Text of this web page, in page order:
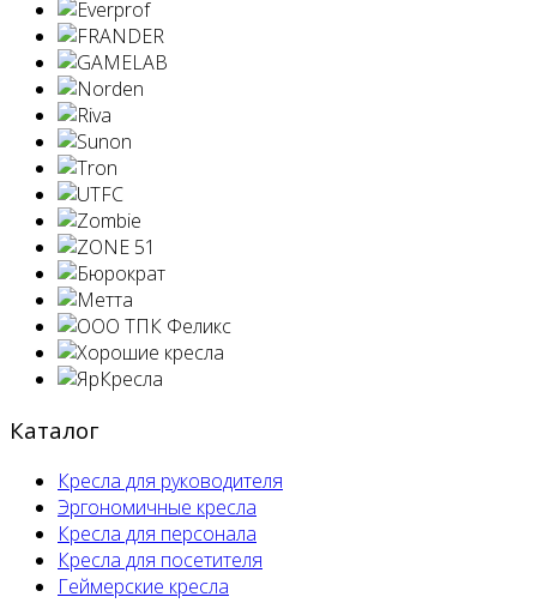
Каталог
Кресла для руководителя
Эргономичные кресла
Кресла для персонала
Кресла для посетителя
Геймерские кресла